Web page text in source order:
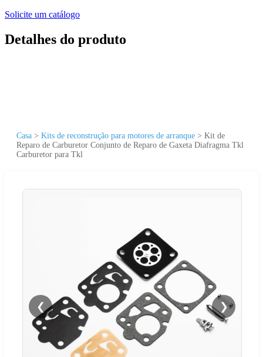
Solicite um catálogo
Detalhes do produto
Casa > Kits de reconstrução para motores de arranque > Kit de
Reparo de Carburetor Conjunto de Reparo de Gaxeta Diafragma Tkl
Carburetor para Tkl
❮ ❯